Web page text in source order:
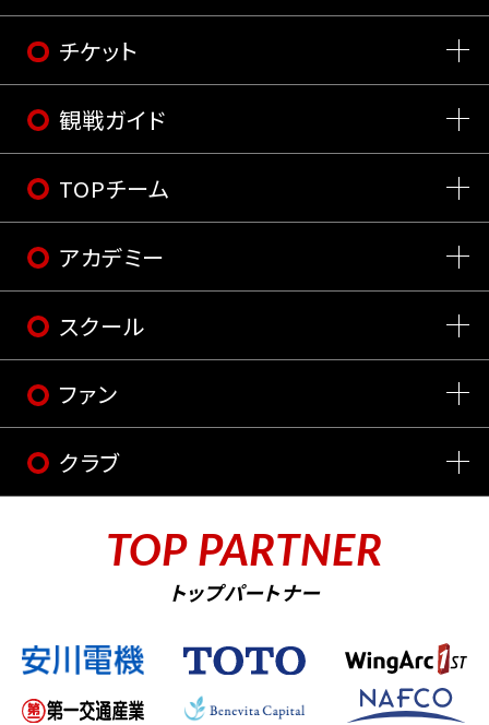
チケット
観戦ガイド
TOPチーム
アカデミー
スクール
ファン
クラブ
TOP PARTNER
トップパートナー